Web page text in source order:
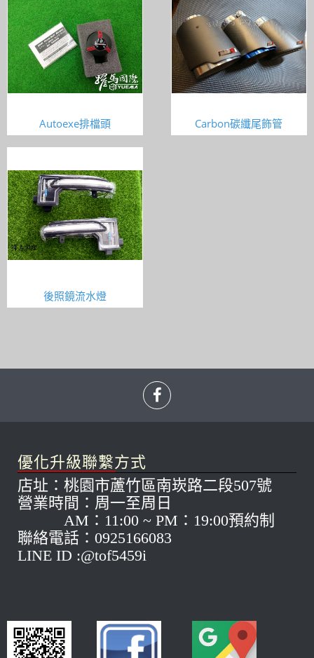
Autoexe排檔頭 Carbon碳纖尾飾管
後照鏡流水燈
優化升級聯繫方式
店址：桃園市蘆竹區南崁路二段507號
營業時間：周一至周日
AM：11:00 ~ PM：19:00預約制
聯絡電話：0925166083
LINE ID :@tof5459i